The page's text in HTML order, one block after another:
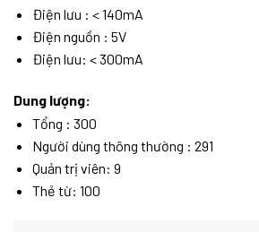
Điện lưu : < 140mA
Điện nguồn : 5V
Điện lưu: < 300mA
Dung lượng:
Tổng : 300
Người dùng thông thường : 291
Quản trị viên: 9
Thẻ từ: 100